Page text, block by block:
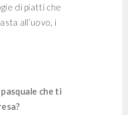
di piatti che
all’uovo, i
che ti